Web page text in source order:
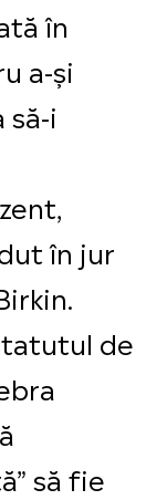
în
a-și
să-i
în jur
de
să fie